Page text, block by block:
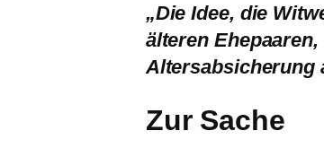
„Die Idee, die
älteren
Altersabsicherung
Zur Sache